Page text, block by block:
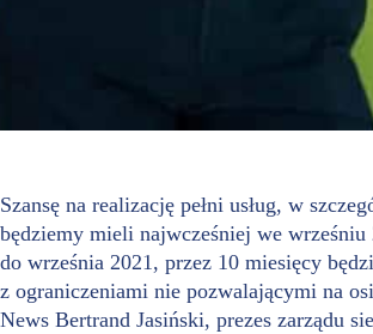
Szansę na realizację pełni usług, w
będziemy mieli najwcześniej we wrześniu
do września 2021, przez 10 miesięcy
z ograniczeniami nie pozwalającymi na
News Bertrand Jasiński, prezes zarządu